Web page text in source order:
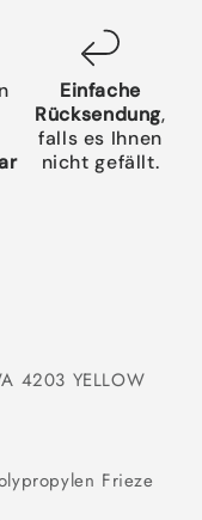
Einfache
Rücksendung,
falls es Ihnen
nicht gefällt.
4203 YELLOW
Frieze